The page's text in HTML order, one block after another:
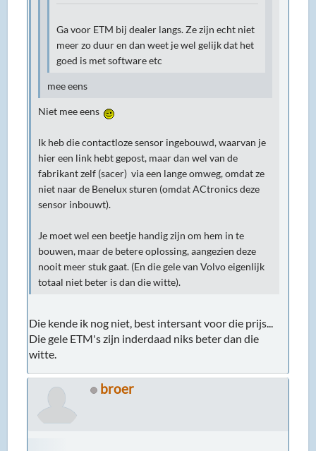
Ga voor ETM bij dealer langs. Ze zijn echt niet
meer zo duur en dan weet je wel gelijk dat het
goed is met software etc
mee eens
Niet mee eens
Ik heb die contactloze sensor ingebouwd, waarvan je
hier een link hebt gepost, maar dan wel van de
fabrikant zelf (sacer) via een lange omweg, omdat ze
niet naar de Benelux sturen (omdat ACtronics deze
sensor inbouwt).
Je moet wel een beetje handig zijn om hem in te
bouwen, maar de betere oplossing, aangezien deze
nooit meer stuk gaat. (En die gele van Volvo eigenlijk
totaal niet beter is dan die witte).
Die kende ik nog niet, best intersant voor die prijs...
Die gele ETM's zijn inderdaad niks beter dan die
witte.
broer